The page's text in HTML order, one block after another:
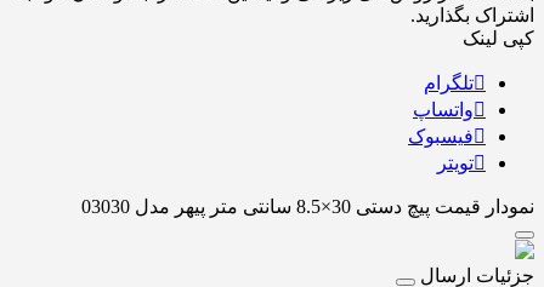
اشتراک بگذارید.
کپی لینک
تلگرام
واتساپ
فیسبوک
تویتر
نمودار قیمت پیچ دستی 30×8.5 سانتی متر پیهر مدل 03030
جزئیات ارسال